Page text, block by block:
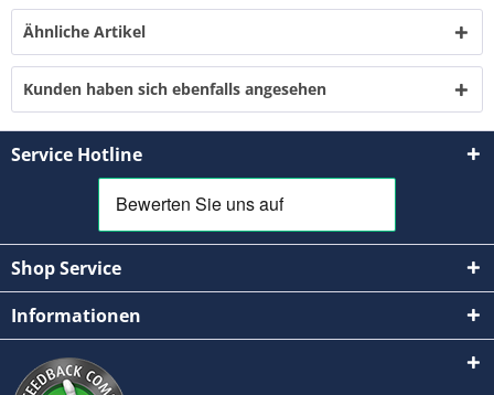
Ähnliche Artikel
Kunden haben sich ebenfalls angesehen
Service Hotline
Shop Service
Informationen